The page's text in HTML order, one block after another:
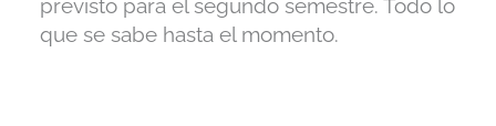
previsto para el segundo semestre. Todo lo
que se sabe hasta el momento.